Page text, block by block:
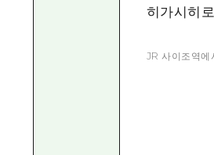
히가시히
JR 사이조역에